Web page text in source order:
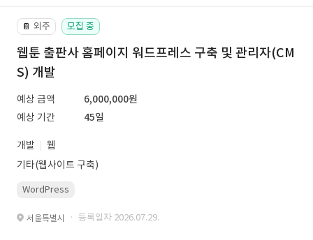
📔 외주 모집 중
웹툰 출판사 홈페이지 워드프레스 구축 및 관리자(CM
S) 개발
예상 금액
6,000,000원
예상 기간
45일
개발
웹
기타(웹사이트 구축)
WordPress
서울특별시 · 등록일자 2026.07.29.